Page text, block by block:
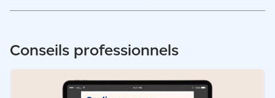
Acheter desfournitures
directement dans le confort de son foyer où les
Découvrir nos solutions depublipostage
Conseils professionnels
vente en ligne